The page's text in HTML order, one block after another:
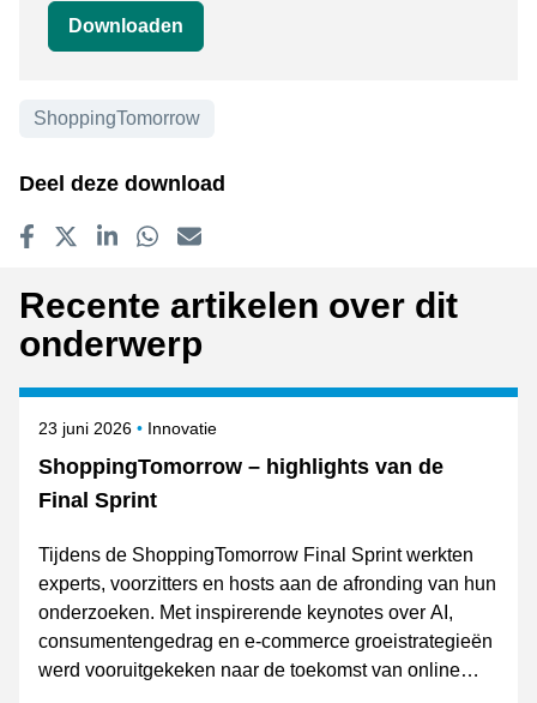
Downloaden
Onderwerpen
ShoppingTomorrow
Deel deze download
Recente artikelen over dit
onderwerp
ShoppingTomorrow – highlights van de
Final Sprint
Gepubliceerd op
23 juni 2026 Onderwerpen
Innovatie
Tijdens de ShoppingTomorrow Final Sprint werkten
experts, voorzitters en hosts aan de afronding van hun
onderzoeken. Met inspirerende keynotes over AI,
consumentengedrag en e-commerce groeistrategieën
werd vooruitgekeken naar de toekomst van online